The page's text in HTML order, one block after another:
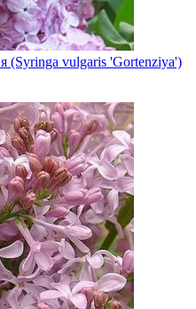
(Syringa vulgaris 'Gortenziya')